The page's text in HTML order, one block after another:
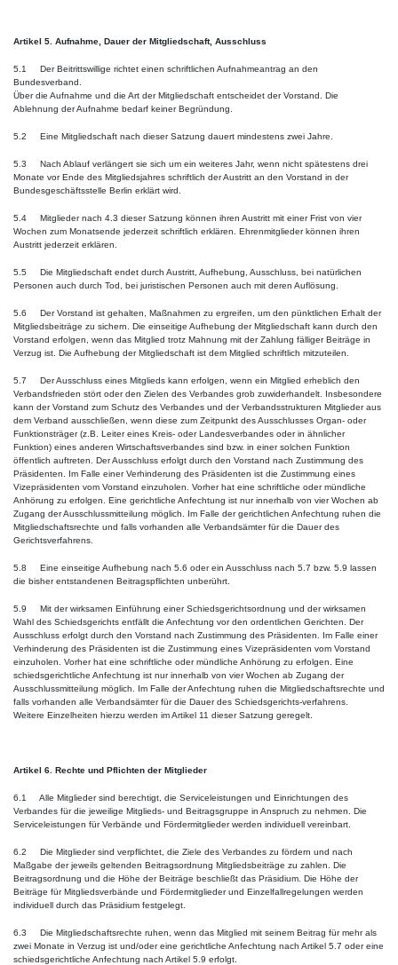
Artikel 5. Aufnahme, Dauer der Mitgliedschaft, Ausschluss
5.1 Der Beitrittswillige richtet einen schriftlichen Aufnahmeantrag an den
Bundesverband.
Über die Aufnahme und die Art der Mitgliedschaft entscheidet der Vorstand. Die
Ablehnung der Aufnahme bedarf keiner Begründung.
5.2 Eine Mitgliedschaft nach dieser Satzung dauert mindestens zwei Jahre.
5.3 Nach Ablauf verlängert sie sich um ein weiteres Jahr, wenn nicht spätestens drei
Monate vor Ende des Mitgliedsjahres schriftlich der Austritt an den Vorstand in der
Bundesgeschäftsstelle Berlin erklärt wird.
5.4 Mitglieder nach 4.3 dieser Satzung können ihren Austritt mit einer Frist von vier
Wochen zum Monatsende jederzeit schriftlich erklären. Ehrenmitglieder können ihren
Austritt jederzeit erklären.
5.5 Die Mitgliedschaft endet durch Austritt, Aufhebung, Ausschluss, bei natürlichen
Personen auch durch Tod, bei juristischen Personen auch mit deren Auflösung.
5.6 Der Vorstand ist gehalten, Maßnahmen zu ergreifen, um den pünktlichen Erhalt der
Mitgliedsbeiträge zu sichern. Die einseitige Aufhebung der Mitgliedschaft kann durch den
Vorstand erfolgen, wenn das Mitglied trotz Mahnung mit der Zahlung fälliger Beiträge in
Verzug ist. Die Aufhebung der Mitgliedschaft ist dem Mitglied schriftlich mitzuteilen.
5.7 Der Ausschluss eines Mitglieds kann erfolgen, wenn ein Mitglied erheblich den
Verbandsfrieden stört oder den Zielen des Verbandes grob zuwiderhandelt. Insbesondere
kann der Vorstand zum Schutz des Verbandes und der Verbandsstrukturen Mitglieder aus
dem Verband ausschließen, wenn diese zum Zeitpunkt des Ausschlusses Organ- oder
Funktionsträger (z.B. Leiter eines Kreis- oder Landesverbandes oder in ähnlicher
Funktion) eines anderen Wirtschaftsverbandes sind bzw. in einer solchen Funktion
öffentlich auftreten. Der Ausschluss erfolgt durch den Vorstand nach Zustimmung des
Präsidenten. Im Falle einer Verhinderung des Präsidenten ist die Zustimmung eines
Vizepräsidenten vom Vorstand einzuholen. Vorher hat eine schriftliche oder mündliche
Anhörung zu erfolgen. Eine gerichtliche Anfechtung ist nur innerhalb von vier Wochen ab
Zugang der Ausschlussmitteilung möglich. Im Falle der gerichtlichen Anfechtung ruhen die
Mitgliedschaftsrechte und falls vorhanden alle Verbandsämter für die Dauer des
Gerichtsverfahrens.
5.8 Eine einseitige Aufhebung nach 5.6 oder ein Ausschluss nach 5.7 bzw. 5.9 lassen
die bisher entstandenen Beitragspflichten unberührt.
5.9 Mit der wirksamen Einführung einer Schiedsgerichtsordnung und der wirksamen
Wahl des Schiedsgerichts entfällt die Anfechtung vor den ordentlichen Gerichten. Der
Ausschluss erfolgt durch den Vorstand nach Zustimmung des Präsidenten. Im Falle einer
Verhinderung des Präsidenten ist die Zustimmung eines Vizepräsidenten vom Vorstand
einzuholen. Vorher hat eine schriftliche oder mündliche Anhörung zu erfolgen. Eine
schiedsgerichtliche Anfechtung ist nur innerhalb von vier Wochen ab Zugang der
Ausschlussmitteilung möglich. Im Falle der Anfechtung ruhen die Mitgliedschaftsrechte und
falls vorhanden alle Verbandsämter für die Dauer des Schiedsgerichts-verfahrens.
Weitere Einzelheiten hierzu werden im Artikel 11 dieser Satzung geregelt.
Artikel 6. Rechte und Pflichten der Mitglieder
6.1 Alle Mitglieder sind berechtigt, die Serviceleistungen und Einrichtungen des
Verbandes für die jeweilige Mitglieds- und Beitragsgruppe in Anspruch zu nehmen. Die
Serviceleistungen für Verbände und Fördermitglieder werden individuell vereinbart.
6.2 Die Mitglieder sind verpflichtet, die Ziele des Verbandes zu fördern und nach
Maßgabe der jeweils geltenden Beitragsordnung Mitgliedsbeiträge zu zahlen. Die
Beitragsordnung und die Höhe der Beiträge beschließt das Präsidium. Die Höhe der
Beiträge für Mitgliedsverbände und Fördermitglieder und Einzelfallregelungen werden
individuell durch das Präsidium festgelegt.
6.3 Die Mitgliedschaftsrechte ruhen, wenn das Mitglied mit seinem Beitrag für mehr als
zwei Monate in Verzug ist und/oder eine gerichtliche Anfechtung nach Artikel 5.7 oder eine
schiedsgerichtliche Anfechtung nach Artikel 5.9 erfolgt.